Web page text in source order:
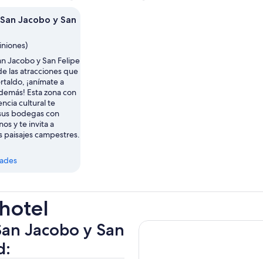
Jacobo y San
Jacobo y San Felipe
las atracciones que
¡anímate a
Esta zona con
cultural te
bodegas con
y te invita a
paisajes campestres.
Jacobo y San